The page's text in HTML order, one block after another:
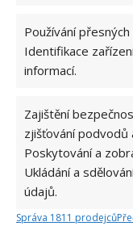
Používání
Identifikace
informací.
Zajištění
zjišťování podvodů
Poskytování a
Ukládání a
údajů.
Správa 1811 prodejců
SOUVISEJÍCÍ
Test